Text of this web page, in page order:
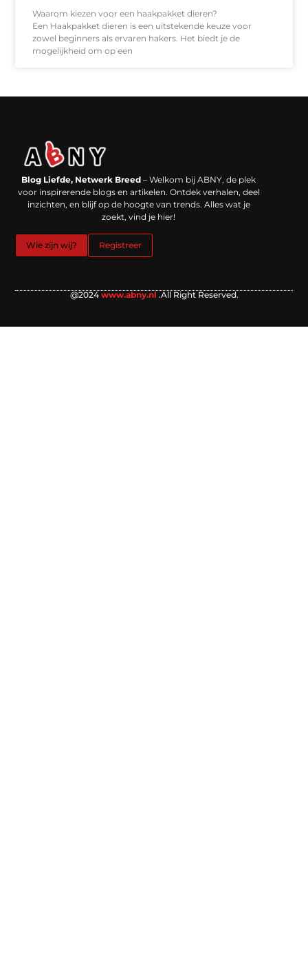
Waarom kiezen voor een haakpakket dieren?
Een Haakpakket dieren is een uitstekende keuze voor
zowel beginners als ervaren hakers. Het biedt je de
mogelijkheid om op een
Blog Liefde, Netwerk Breed – Welkom bij ABNY, de plek
voor inspirerende blogs en artikelen. Ontdek verhalen, deel
inzichten, en blijf op de hoogte van trends. Alles wat je
zoekt, vind je hier!
Wie zijn wij? Registreer
@2024 www.abny.nl .All Right Reserved.